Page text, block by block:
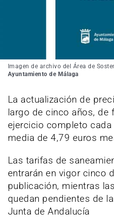
Imagen de archivo del Área de
Ayuntamiento de Málaga
La actualización de
largo de cinco años, de
ejercicio completo cada
media de 4,79 euros
Las tarifas de
entrarán en vigor cinco
publicación, mientras
quedan pendientes de
Junta de Andalucía